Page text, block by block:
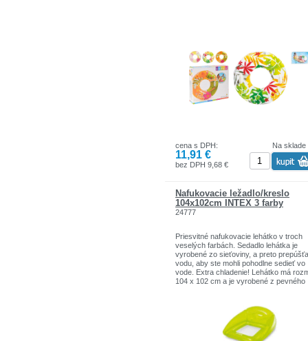
Na sklade
cena s DPH:
11,91 €
bez DPH 9,68 €
Nafukovacie ležadlo/kreslo
104x102cm INTEX 3 farby
24777
Priesvitné nafukovacie lehátko v troch
veselých farbách. Sedadlo lehátka je
vyrobené zo sieťoviny, a preto prepúšťa
vodu, aby ste mohli pohodlne sedieť vo
vode. Extra chladenie! Lehátko má
104 x 102 cm a je vyrobené z pevného